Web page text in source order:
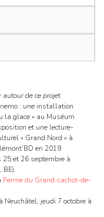
de ce projet
: une installation
la glace » au Muséum
et une lecture-
« Grand Nord » à
en 2019.
25 et 26 septembre à
BE).
Ferme du Grand-cachot-de-
à Neuchâtel, jeudi 7 octobre à